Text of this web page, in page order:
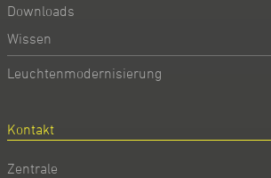
Downloads
Wissen
Leuchtenmodernisierung
Kontakt
Zentrale